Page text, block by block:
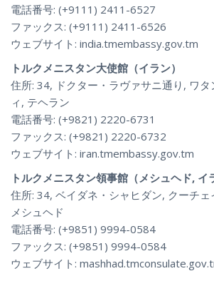
電話番号: (+9111) 2411-6527
ファックス: (+9111) 2411-6526
ウェブサイト: india.tmembassy.gov.tm
トルクメニスタン大使館（イラン）
住所: 34, ドクター・ラヴァサニ通り, ワ
ィ, テヘラン
電話番号: (+9821) 2220-6731
ファックス: (+9821) 2220-6732
ウェブサイト: iran.tmembassy.gov.tm
トルクメニスタン領事館（メシュヘド, イ
住所: 34, ベイダネ・シャヒダン, クーチ
メシュヘド
電話番号: (+9851) 9994-0584
ファックス: (+9851) 9994-0584
ウェブサイト: